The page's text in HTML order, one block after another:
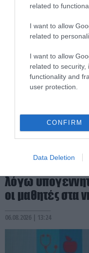
related to
I want to allow
related to
I want to allow
related to security,
functionality and
user protection.
CONFIRM
Data Deletion
λόγω
οι μαθητές στα
06.08.2026 | 13:24